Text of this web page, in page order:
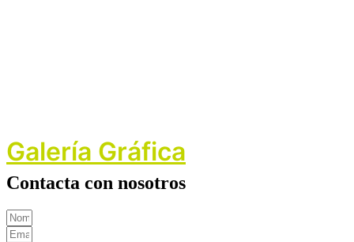
Galería Gráfica
Contacta con nosotros